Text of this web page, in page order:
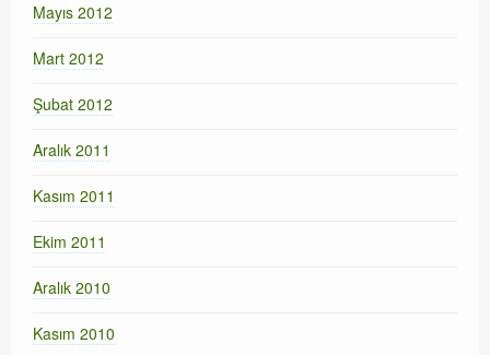
Mayıs 2012
Mart 2012
Şubat 2012
Aralık 2011
Kasım 2011
Ekim 2011
Aralık 2010
Kasım 2010